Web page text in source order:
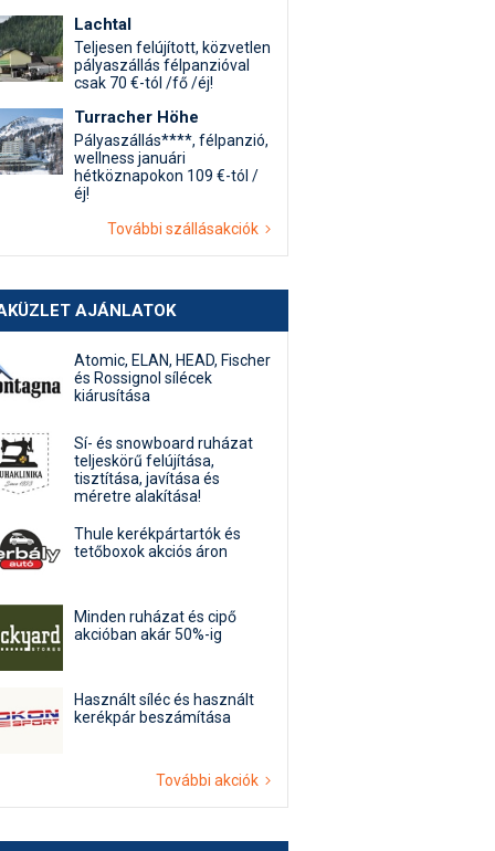
Lachtal
Teljesen felújított, közvetlen
pályaszállás félpanzióval
csak 70 €-tól /fő /éj!
Turracher Höhe
Pályaszállás****, félpanzió,
wellness januári
hétköznapokon 109 €-tól /
éj!
További szállásakciók
AJÁNLATOK
Atomic, ELAN, HEAD, Fischer
és Rossignol sílécek
kiárusítása
Sí- és snowboard ruházat
teljeskörű felújítása,
tisztítása, javítása és
méretre alakítása!
Thule kerékpártartók és
tetőboxok akciós áron
Minden ruházat és cipő
akcióban akár 50%-ig
Használt síléc és használt
kerékpár beszámítása
További akciók